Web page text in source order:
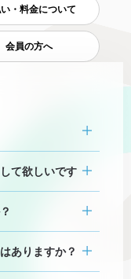
・料金について
会員の方へ
て欲しいです
ありますか？